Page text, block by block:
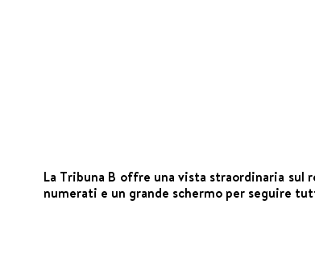
La Tribuna B offre una vista straordinaria
numerati e un grande schermo per seguire